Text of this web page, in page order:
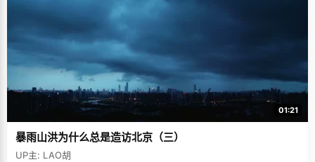
01:21
暴雨山洪为什么总是造访北京（三）
UP主: LAO胡